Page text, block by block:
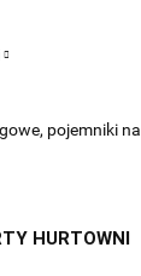
pojemniki na
HURTOWNI